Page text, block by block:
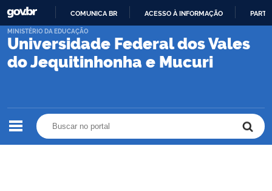
PARA
CONTEÚDO
COMUNICA BR ACESSO À INFORMAÇÃO
Universidade Federal dos Vales
do Jequitinhonha e Mucuri
MINISTÉRIO DA EDUCAÇÃO